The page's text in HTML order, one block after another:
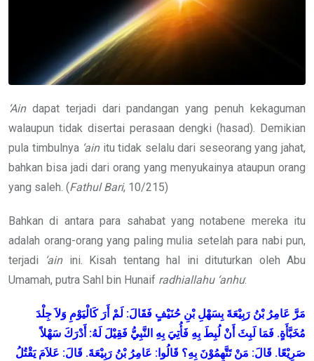
‘Aindapat terjadi dari pandangan yang penuh kekaguman
walaupun tidak disertai perasaan dengki (hasad). Demikian
pula timbulnya ‘ainitu tidak selalu dari seseorang yang jahat,
bahkan bisa jadi dari orang yang menyukainya ataupun orang
yang saleh. (Fathul Bari, 10/215)
Bahkan di antara para sahabat yang notabene mereka itu
adalah orang-orang yang paling mulia setelah para nabi pun,
terjadi
‘ainini. Kisah tentang hal ini dituturkan oleh Abu
Umamah, putra Sahl bin Hunaif radhiallahu ‘anhu:
مَرَّ عَامِرُ بْنُ رَبِيْعَةَ بِسَهْلِ بْنِ حُنَيْفٍ فَقَالَ: لَمْ أَرَ كَالْيَوْمِ وَلاَ جِلْدَ
مُخَبَّأَةٍ. فَمَا لَبِثَ أَنْ لُبِطَ بِهِ فَأُتِيَ بِهِ النَّبِيُّ فَقِيْلَ لَهُ: أَدْرَكَ سَهْلاً
صَرِيْعًا. قَالَ: مَنْ تَتَّهِمُوْنَ بِهِ؟ قَالُوا: عَامِرُ بْنُ رَبِيْعَةَ. قَالَ: عَلاَمَ يَقْتُلُ